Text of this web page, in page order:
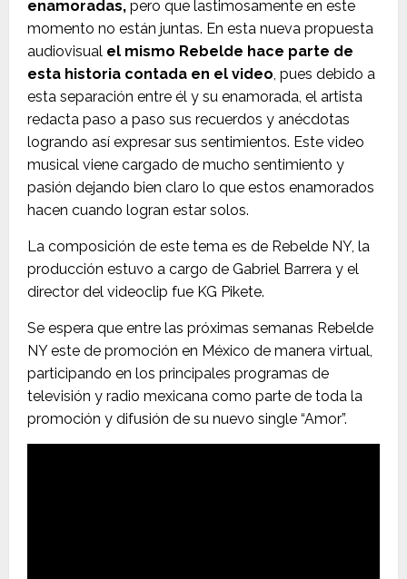
enamoradas, pero que lastimosamente en este
momento no están juntas. En esta nueva propuesta
audiovisual el mismo Rebelde hace parte de
esta historia contada en el video, pues debido a
esta separación entre él y su enamorada, el artista
redacta paso a paso sus recuerdos y anécdotas
logrando así expresar sus sentimientos. Este video
musical viene cargado de mucho sentimiento y
pasión dejando bien claro lo que estos enamorados
hacen cuando logran estar solos.
La composición de este tema es de Rebelde NY, la
producción estuvo a cargo de Gabriel Barrera y el
director del videoclip fue KG Pikete.
Se espera que entre las próximas semanas Rebelde
NY este de promoción en México de manera virtual,
participando en los principales programas de
televisión y radio mexicana como parte de toda la
promoción y difusión de su nuevo single “Amor”.